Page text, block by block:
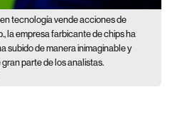
tecnología vende acciones de
la empresa farbicante de chips ha
subido de manera inimaginable y
parte de los analistas.